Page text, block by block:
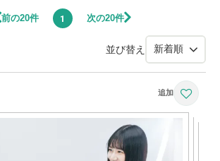
前の20件 1 次の20件
並び替え